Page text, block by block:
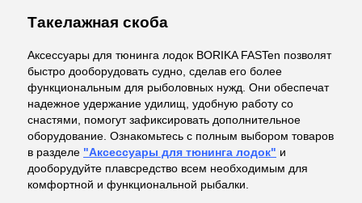
Такелажная скоба
Аксессуары для тюнинга лодок BORIKA FASTen позволят
быстро дооборудовать судно, сделав его более
функциональным для рыболовных нужд. Они обеспечат
надежное удержание удилищ, удобную работу со
снастями, помогут зафиксировать дополнительное
оборудование. Ознакомьтесь с полным выбором товаров
в разделе "Аксессуары для тюнинга лодок" и
дооборудуйте плавсредство всем необходимым для
комфортной и функциональной рыбалки.